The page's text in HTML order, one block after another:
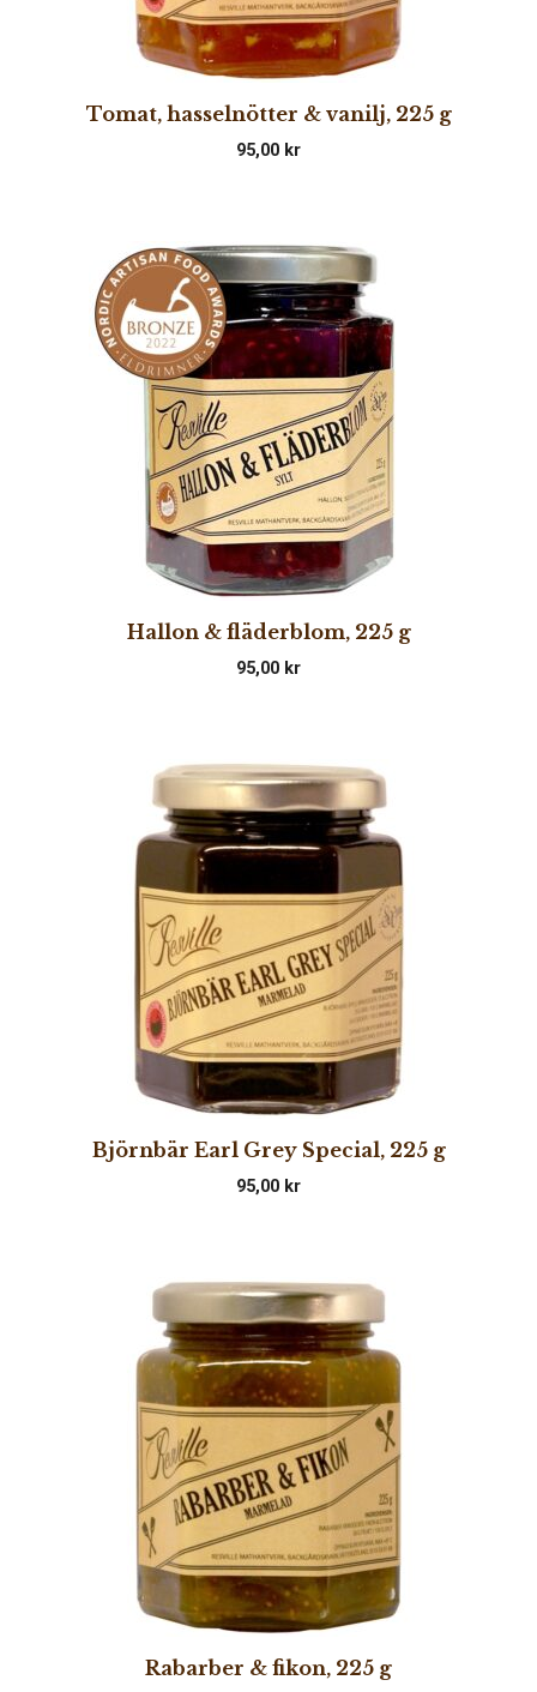
Tomat, hasselnötter & vanilj, 225 g
95,00 kr
Hallon & fläderblom, 225 g
95,00 kr
Björnbär Earl Grey Special, 225 g
95,00 kr
Rabarber & fikon, 225 g